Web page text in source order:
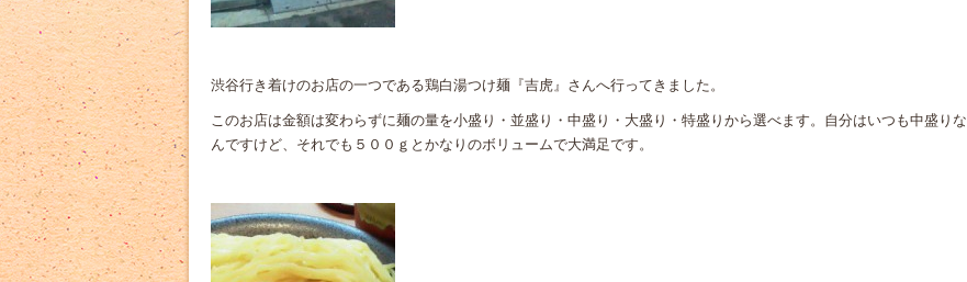
渋谷行き着けのお店の一つである鶏白湯つけ麺『吉虎』さんへ行ってきました。
このお店は金額は変わらずに麺の量を小盛り・並盛り・中盛り・大盛り・特盛りから選べます。自分はいつも中盛りな
んですけど、それでも５００ｇとかなりのボリュームで大満足です。